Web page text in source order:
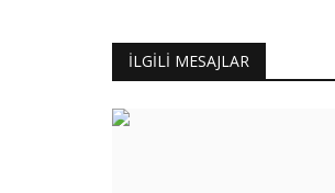
İLGILI MESAJLAR